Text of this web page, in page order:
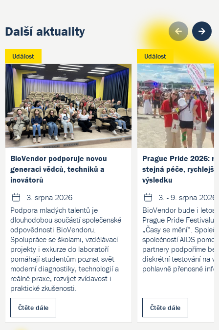
Další aktuality
Událost
BioVendor podporuje novou
generaci vědců, techniků a
inovátorů
3. srpna 2026
Podpora mladých talentů je
dlouhodobou součástí společenské
odpovědnosti BioVendoru.
Spolupráce se školami, vzdělávací
projekty i exkurze do laboratoří
pomáhají studentům poznat svět
moderní diagnostiky, technologií a
reálné praxe, rozvíjet zvídavost i
praktické zkušenosti.
Čtěte dále
Událost
Prague Pride 2026:
stejná péče, rychlejší
výsledku
3. - 9. srpna 2026
BioVendor bude i letos
Prague Pride Festivalu
„Časy se mění“.
společností AIDS
partnery podpoříme
diskrétní testování na
pohlavně přenosné
Čtěte dále